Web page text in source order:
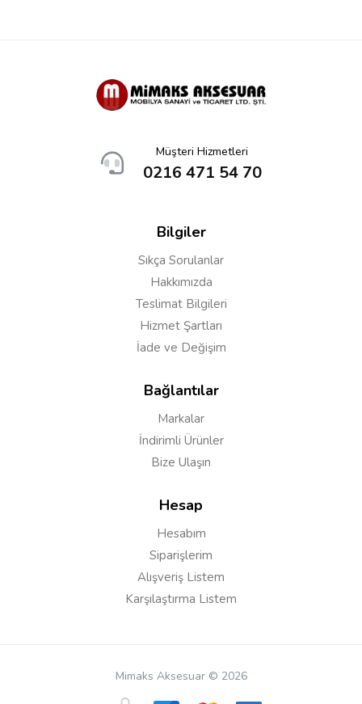
Müşteri Hizmetleri
0216 471 54 70
Bilgiler
Sıkça Sorulanlar
Hakkımızda
Teslimat Bilgileri
Hizmet Şartları
İade ve Değişim
Bağlantılar
Markalar
İndirimli Ürünler
Bize Ulaşın
Hesap
Hesabım
Siparişlerim
Alışveriş Listem
Karşılaştırma Listem
Mimaks Aksesuar © 2026